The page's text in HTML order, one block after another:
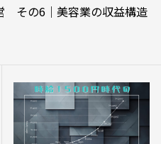
その6｜美容業の収益構造